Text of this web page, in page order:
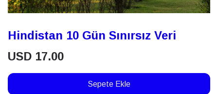
Hindistan 10 Gün Sınırsız Veri
USD 17.00
Sepete Ekle